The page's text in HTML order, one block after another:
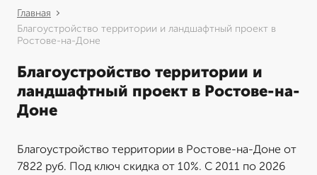
Главная
Благоустройство территории и ландшафтный проект в
Ростове-на-Доне
Благоустройство территории и
ландшафтный проект в Ростове-на-
Доне
Благоустройство территории в Ростове-на-Доне от
7822 руб. Под ключ скидка от 10%. С 2011 по 2026